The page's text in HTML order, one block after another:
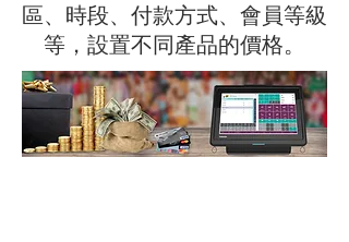
區、時段、付款方式、會員等級
等，設置不同產品的價格。